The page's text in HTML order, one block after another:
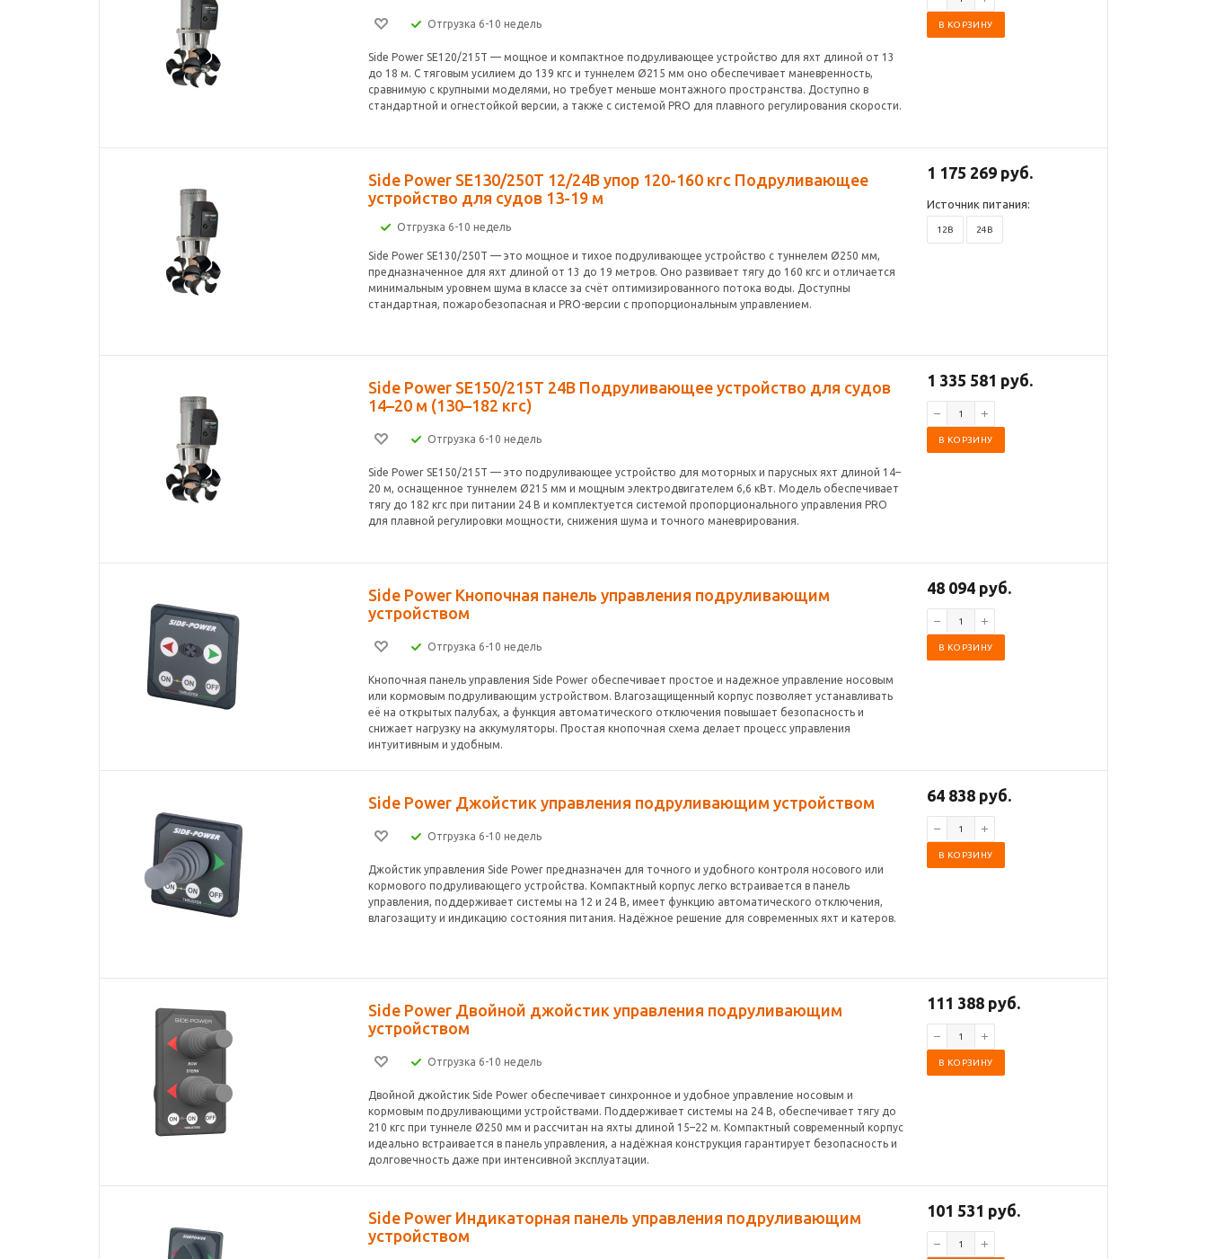
Отгрузка 6-10 недель
Side Power SE120/215T — мощное и компактное подруливающее устройство для яхт длиной от 13
до 18 м. С тяговым усилием до 139 кгс и туннелем Ø215 мм оно обеспечивает маневренность,
сравнимую с крупными моделями, но требует меньше монтажного пространства. Доступно в
стандартной и огнестойкой версии, а также с системой PRO для плавного регулирования скорости.
В КОРЗИНУ
Side Power SE130/250T 12/24В упор 120-160 кгс Подруливающее
устройство для судов 13-19 м
Отгрузка 6-10 недель
Side Power SE130/250T — это мощное и тихое подруливающее устройство с туннелем Ø250 мм,
предназначенное для яхт длиной от 13 до 19 метров. Оно развивает тягу до 160 кгс и отличается
минимальным уровнем шума в классе за счёт оптимизированного потока воды. Доступны
стандартная, пожаробезопасная и PRO-версии с пропорциональным управлением.
1 175 269 руб.
Источник питания:
12В 24В
Side Power SE150/215T 24В Подруливающее устройство для судов
14–20 м (130–182 кгс)
Отгрузка 6-10 недель
Side Power SE150/215T — это подруливающее устройство для моторных и парусных яхт длиной 14–
20 м, оснащенное туннелем Ø215 мм и мощным электродвигателем 6,6 кВт. Модель обеспечивает
тягу до 182 кгс при питании 24 В и комплектуется системой пропорционального управления PRO
для плавной регулировки мощности, снижения шума и точного маневрирования.
1 335 581 руб.
В КОРЗИНУ
Side Power Кнопочная панель управления подруливающим
устройством
Отгрузка 6-10 недель
Кнопочная панель управления Side Power обеспечивает простое и надежное управление носовым
или кормовым подруливающим устройством. Влагозащищенный корпус позволяет устанавливать
её на открытых палубах, а функция автоматического отключения повышает безопасность и
снижает нагрузку на аккумуляторы. Простая кнопочная схема делает процесс управления
интуитивным и удобным.
48 094 руб.
В КОРЗИНУ
Side Power Джойстик управления подруливающим устройством
Отгрузка 6-10 недель
Джойстик управления Side Power предназначен для точного и удобного контроля носового или
кормового подруливающего устройства. Компактный корпус легко встраивается в панель
управления, поддерживает системы на 12 и 24 В, имеет функцию автоматического отключения,
влагозащиту и индикацию состояния питания. Надёжное решение для современных яхт и катеров.
64 838 руб.
В КОРЗИНУ
Side Power Двойной джойстик управления подруливающим
устройством
Отгрузка 6-10 недель
Двойной джойстик Side Power обеспечивает синхронное и удобное управление носовым и
кормовым подруливающими устройствами. Поддерживает системы на 24 В, обеспечивает тягу до
210 кгс при туннеле Ø250 мм и рассчитан на яхты длиной 15–22 м. Компактный современный корпус
идеально встраивается в панель управления, а надёжная конструкция гарантирует безопасность и
долговечность даже при интенсивной эксплуатации.
111 388 руб.
В КОРЗИНУ
Side Power Индикаторная панель управления подруливающим
устройством
101 531 руб.